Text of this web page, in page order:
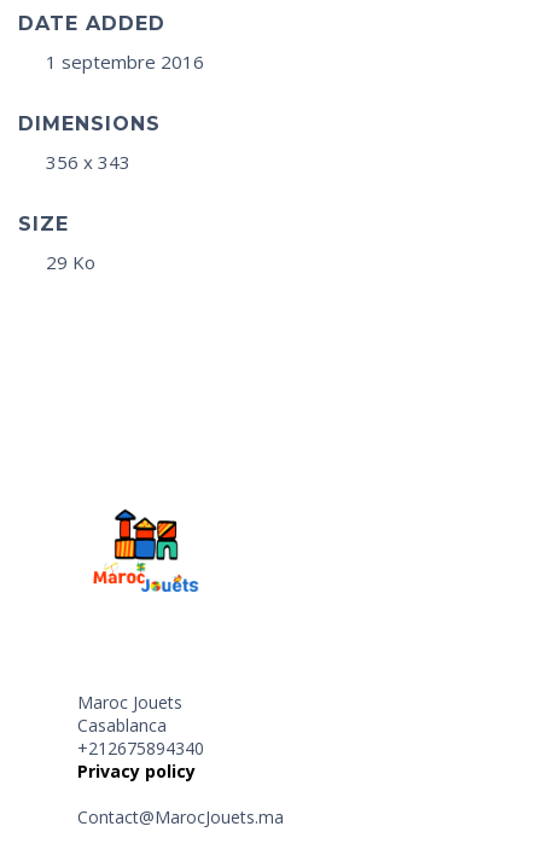
DATE ADDED
1 septembre 2016
DIMENSIONS
356 x 343
SIZE
29 Ko
Maroc Jouets
Casablanca
+212675894340
Privacy policy
Contact@MarocJouets.ma